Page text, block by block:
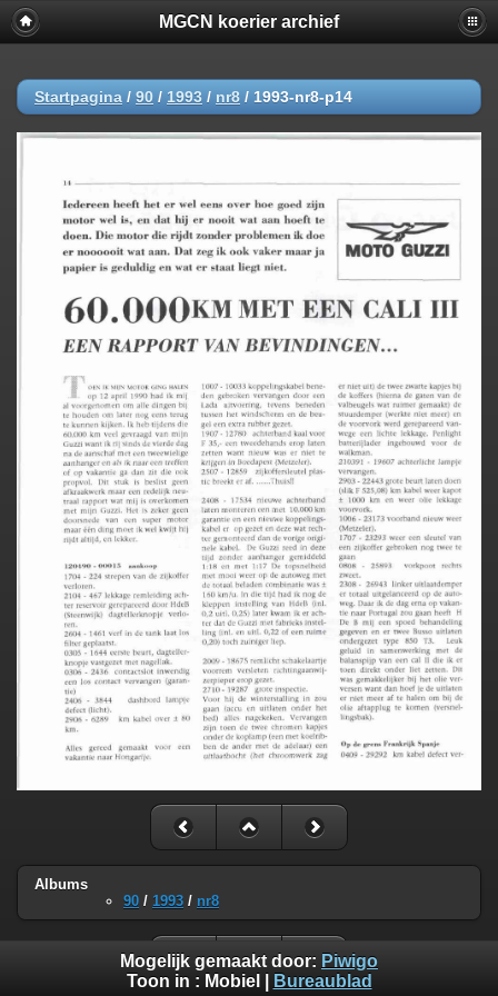
MGCN koerier archief
Startpagina / 90 / 1993 / nr8 / 1993-nr8-p14
Albums
90 / 1993 / nr8
Mogelijk gemaakt door: Piwigo
Toon in : Mobiel Bureaublad